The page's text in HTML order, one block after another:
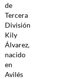
de
Tercera
División
Kily
Álvarez,
nacido
en
Avilés